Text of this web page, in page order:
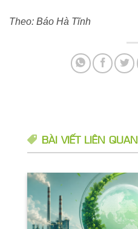
Theo: Báo Hà Tĩnh
BÀI VIẾT LIÊN QUAN